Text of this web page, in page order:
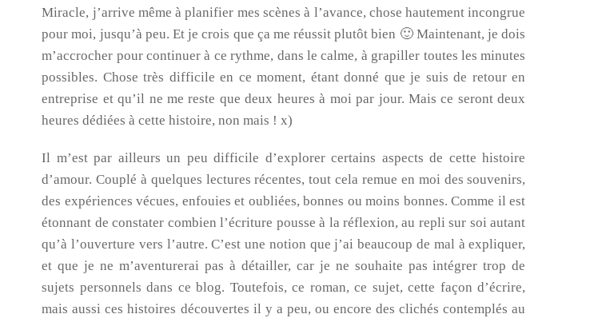
Miracle, j’arrive même à planifier mes scènes à l’avance, chose hautement incongrue
pour moi, jusqu’à peu. Et je crois que ça me réussit plutôt bien 🙂 Maintenant, je dois
m’accrocher pour continuer à ce rythme, dans le calme, à grapiller toutes les minutes
possibles. Chose très difficile en ce moment, étant donné que je suis de retour en
entreprise et qu’il ne me reste que deux heures à moi par jour. Mais ce seront deux
heures dédiées à cette histoire, non mais ! x)
Il m’est par ailleurs un peu difficile d’explorer certains aspects de cette histoire
d’amour. Couplé à quelques lectures récentes, tout cela remue en moi des souvenirs,
des expériences vécues, enfouies et oubliées, bonnes ou moins bonnes. Comme il est
étonnant de constater combien l’écriture pousse à la réflexion, au repli sur soi autant
qu’à l’ouverture vers l’autre. C’est une notion que j’ai beaucoup de mal à expliquer,
et que je ne m’aventurerai pas à détailler, car je ne souhaite pas intégrer trop de
sujets personnels dans ce blog. Toutefois, ce roman, ce sujet, cette façon d’écrire,
mais aussi ces histoires découvertes il y a peu, ou encore des clichés contemplés au